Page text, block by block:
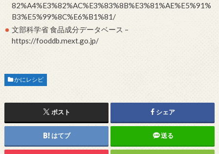
82%A4%E3%82%AC%E3%83%8B%E3%81%AE%E5%91%
B3%E5%99%8C%E6%B1%81/
文部科学省 食品成分データベース –
https://fooddb.mext.go.jp/
かにレシピ
ポスト シェア
はてブ 送る